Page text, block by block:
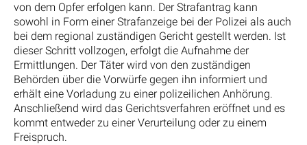
von dem Opfer erfolgen kann. Der Strafantrag kann
sowohl in Form einer Strafanzeige bei der Polizei als auch
bei dem regional zuständigen Gericht gestellt werden. Ist
dieser Schritt vollzogen, erfolgt die Aufnahme der
Ermittlungen. Der Täter wird von den zuständigen
Behörden über die Vorwürfe gegen ihn informiert und
erhält eine Vorladung zu einer polizeilichen Anhörung.
Anschließend wird das Gerichtsverfahren eröffnet und es
kommt entweder zu einer Verurteilung oder zu einem
Freispruch.